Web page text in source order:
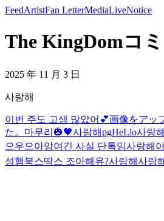
FeedArtistFan LetterMediaLiveNotice
The KingDomコ
2025 年 11 月 3 日
사랑해
이번 주도 고생 많았어💕画像をアッ
た。 마무리🎃🖤사랑해pgHeLlo사랑해
으우으아앙여긴 사실 단톡임사랑해
성햄북스딱스 조아해유?사랑해사랑